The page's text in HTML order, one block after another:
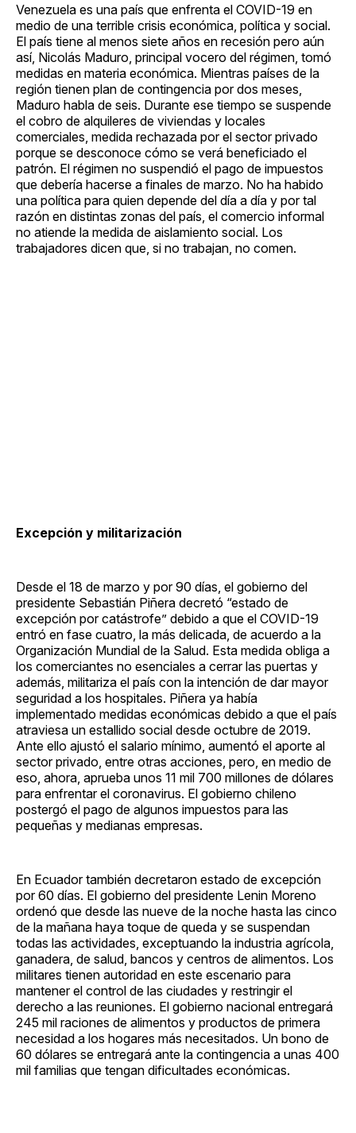
Venezuela es una país que enfrenta el COVID-19 en
medio de una terrible crisis económica, política y social.
El país tiene al menos siete años en recesión pero aún
así, Nicolás Maduro, principal vocero del régimen, tomó
medidas en materia económica. Mientras países de la
región tienen plan de contingencia por dos meses,
Maduro habla de seis. Durante ese tiempo se suspende
el cobro de alquileres de viviendas y locales
comerciales, medida rechazada por el sector privado
porque se desconoce cómo se verá beneficiado el
patrón. El régimen no suspendió el pago de impuestos
que debería hacerse a finales de marzo. No ha habido
una política para quien depende del día a día y por tal
razón en distintas zonas del país, el comercio informal
no atiende la medida de aislamiento social. Los
trabajadores dicen que, si no trabajan, no comen.
Excepción y militarización
Desde el 18 de marzo y por 90 días, el gobierno del
presidente Sebastián Piñera decretó “estado de
excepción por catástrofe” debido a que el COVID-19
entró en fase cuatro, la más delicada, de acuerdo a la
Organización Mundial de la Salud. Esta medida obliga a
los comerciantes no esenciales a cerrar las puertas y
además, militariza el país con la intención de dar mayor
seguridad a los hospitales. Piñera ya había
implementado medidas económicas debido a que el país
atraviesa un estallido social desde octubre de 2019.
Ante ello ajustó el salario mínimo, aumentó el aporte al
sector privado, entre otras acciones, pero, en medio de
eso, ahora, aprueba unos 11 mil 700 millones de dólares
para enfrentar el coronavirus. El gobierno chileno
postergó el pago de algunos impuestos para las
pequeñas y medianas empresas.
En Ecuador también decretaron estado de excepción
por 60 días. El gobierno del presidente Lenin Moreno
ordenó que desde las nueve de la noche hasta las cinco
de la mañana haya toque de queda y se suspendan
todas las actividades, exceptuando la industria agrícola,
ganadera, de salud, bancos y centros de alimentos. Los
militares tienen autoridad en este escenario para
mantener el control de las ciudades y restringir el
derecho a las reuniones. El gobierno nacional entregará
245 mil raciones de alimentos y productos de primera
necesidad a los hogares más necesitados. Un bono de
60 dólares se entregará ante la contingencia a unas 400
mil familias que tengan dificultades económicas.